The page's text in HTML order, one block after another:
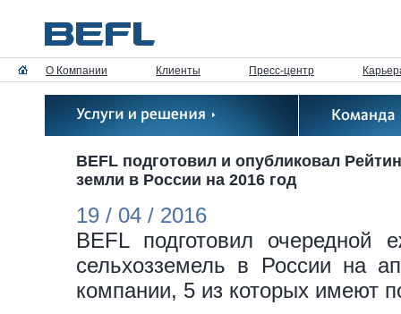
О Компании Клиенты Пресс-центр
BEFL подготовил и опубликовал
земли в России на 2016 год
19 / 04 / 2016
BEFL подготовил очередной
сельхозземель в России на
компании, 5 из которых имеют